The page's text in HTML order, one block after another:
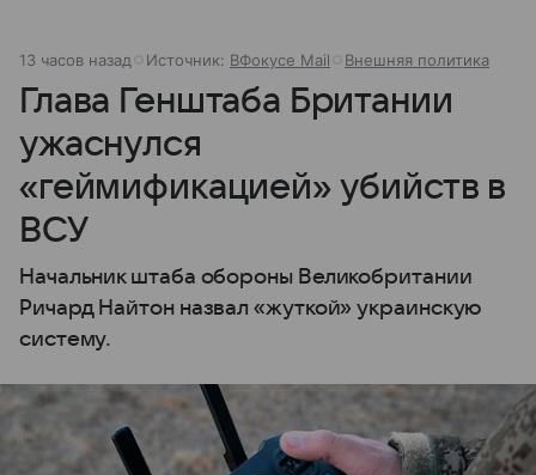
13 часов назад Источник: ВФокусе Mail Внешняя политика
Глава Генштаба Британии
ужаснулся
«геймификацией» убийств в
ВСУ
Начальник штаба обороны Великобритании
Ричард Найтон назвал «жуткой» украинскую
систему.